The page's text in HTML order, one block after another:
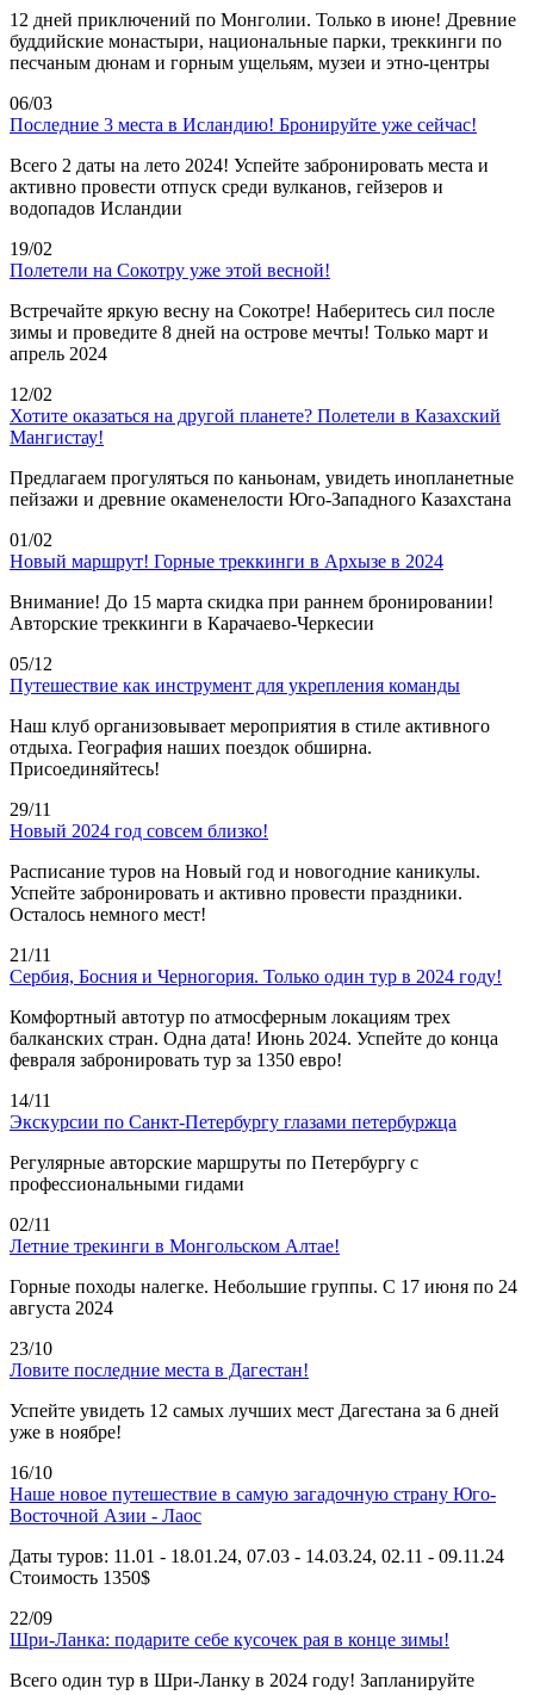
12 дней приключений по Монголии. Только в июне! Древние
буддийские монастыри, национальные парки, треккинги по
песчаным дюнам и горным ущельям, музеи и этно-центры
06/03
Последние 3 места в Исландию! Бронируйте уже сейчас!
Всего 2 даты на лето 2024! Успейте забронировать места и
активно провести отпуск среди вулканов, гейзеров и
водопадов Исландии
19/02
Полетели на Сокотру уже этой весной!
Встречайте яркую весну на Сокотре! Наберитесь сил после
зимы и проведите 8 дней на острове мечты! Только март и
апрель 2024
12/02
Хотите оказаться на другой планете? Полетели в Казахский
Мангистау!
Предлагаем прогуляться по каньонам, увидеть инопланетные
пейзажи и древние окаменелости Юго-Западного Казахстана
01/02
Новый маршрут! Горные треккинги в Архызе в 2024
Внимание! До 15 марта скидка при раннем бронировании!
Авторские треккинги в Карачаево-Черкесии
05/12
Путешествие как инструмент для укрепления команды
Наш клуб организовывает мероприятия в стиле активного
отдыха. География наших поездок обширна.
Присоединяйтесь!
29/11
Новый 2024 год совсем близко!
Расписание туров на Новый год и новогодние каникулы.
Успейте забронировать и активно провести праздники.
Осталось немного мест!
21/11
Сербия, Босния и Черногория. Только один тур в 2024 году!
Комфортный автотур по атмосферным локациям трех
балканских стран. Одна дата! Июнь 2024. Успейте до конца
февраля забронировать тур за 1350 евро!
14/11
Экскурсии по Санкт-Петербургу глазами петербуржца
Регулярные авторские маршруты по Петербургу с
профессиональными гидами
02/11
Летние трекинги в Монгольском Алтае!
Горные походы налегке. Небольшие группы. С 17 июня по 24
августа 2024
23/10
Ловите последние места в Дагестан!
Успейте увидеть 12 самых лучших мест Дагестана за 6 дней
уже в ноябре!
16/10
Наше новое путешествие в самую загадочную страну Юго-
Восточной Азии - Лаос
Даты туров: 11.01 - 18.01.24, 07.03 - 14.03.24, 02.11 - 09.11.24
Стоимость 1350$
22/09
Шри-Ланка: подарите себе кусочек рая в конце зимы!
Всего один тур в Шри-Ланку в 2024 году! Запланируйте